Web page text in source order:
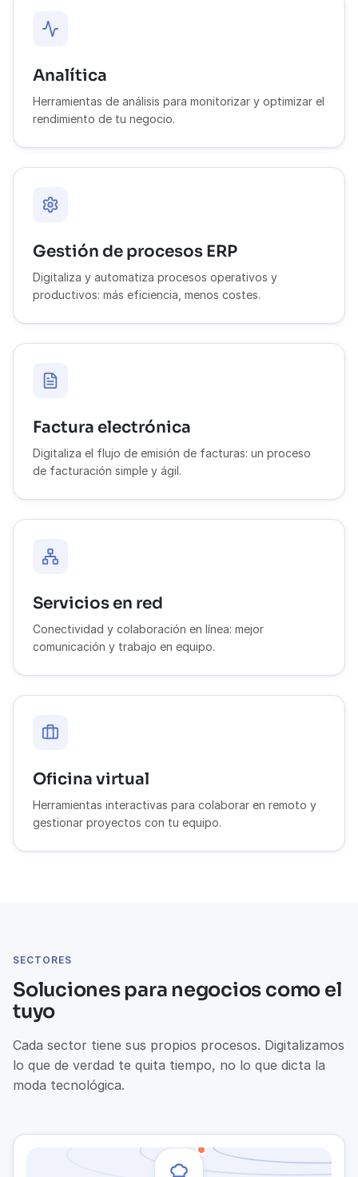
Analítica
Herramientas de análisis para monitorizar y optimizar el
rendimiento de tu negocio.
Gestión de procesos ERP
Digitaliza y automatiza procesos operativos y
productivos: más eficiencia, menos costes.
Factura electrónica
Digitaliza el flujo de emisión de facturas: un proceso
de facturación simple y ágil.
Servicios en red
Conectividad y colaboración en línea: mejor
comunicación y trabajo en equipo.
Oficina virtual
Herramientas interactivas para colaborar en remoto y
gestionar proyectos con tu equipo.
SECTORES
Soluciones para negocios como el
tuyo
Cada sector tiene sus propios procesos. Digitalizamos
lo que de verdad te quita tiempo, no lo que dicta la
moda tecnológica.